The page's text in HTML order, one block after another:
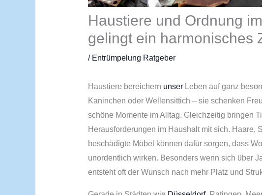
Haustiere und Ordnung
gelingt ein harmonisches
/ Entrümpelung Ratgeber
Haustiere bereichern unserLeben auf ganz
Kaninchen oder Wellensittich – sie schenken
schöne Momente im Alltag. Gleichzeitig bringen
Herausforderungen im Haushalt mit sich. Haare,
beschädigte Möbel können dafür sorgen, dass
unordentlich wirken. Besonders wenn sich über
entsteht oft der Wunsch nach mehr Platz und